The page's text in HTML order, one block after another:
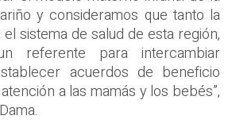
y consideramos que tanto la
sistema de salud de esta región,
referente para intercambiar
acuerdos de beneficio
a las mamás y los bebés”,